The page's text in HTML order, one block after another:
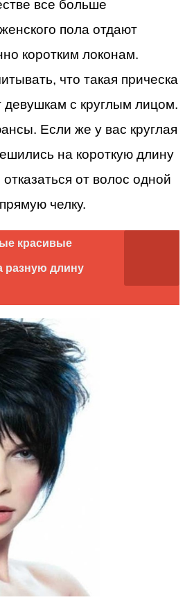
все больше
пола отдают
коротким локонам.
что такая прическа
девушкам с круглым лицом.
Если же у вас круглая
на короткую длину
от волос одной
челку.
красивые
разную длину